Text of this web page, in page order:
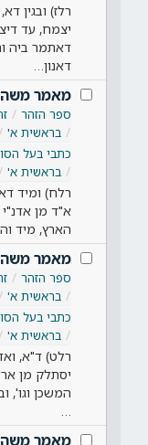
רלז) ובגין
יצמח, עד
דאתמר ביה
דאנון…
מאמר משה
ספר הזהר
בראשית א'
כתבי בעל
בראשית א'
רלח) ומיד
א"ד מן
הארץ, מיד
מאמר משה
ספר הזהר
בראשית א'
כתבי בעל
בראשית א'
רלט) ד"א,
יסתלק מן
המשכן וגו',
מאמר משה